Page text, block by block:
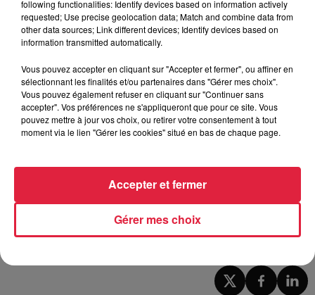
---------------------------------------------------------
Sélestat : deux rues en travaux au centre-ville
Si vous avez la fève chez le coiffeur, vous gagnez une
coupe gratuite
following functionalities: Identify devices based on information actively
requested; Use precise geolocation data; Match and combine data from
other data sources; Link different devices; Identify devices based on
information transmitted automatically.
Vous pouvez accepter en cliquant sur "Accepter et fermer", ou affiner en
sélectionnant les finalités et/ou partenaires dans "Gérer mes choix".
Vous pouvez également refuser en cliquant sur "Continuer sans
accepter". Vos préférences ne s'appliqueront que pour ce site. Vous
pouvez mettre à jour vos choix, ou retirer votre consentement à tout
moment via le lien "Gérer les cookies" situé en bas de chaque page.
Gérer mes choix
Accepter et fermer